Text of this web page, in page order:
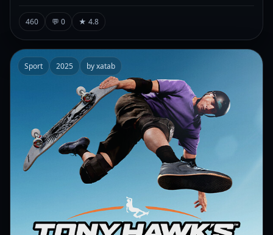
460 💬 0 ★ 4.8
Sport 2025 by xatab